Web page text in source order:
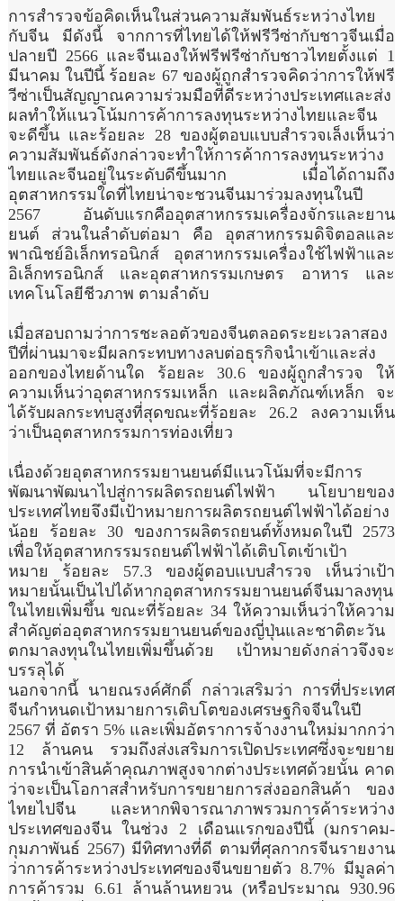
การสำรวจข้อคิดเห็นในส่วนความสัมพันธ์ระหว่างไทย
กับจีน มีดังนี้ จากการที่ไทยได้ให้ฟรีวีซ่ากับชาวจีนเมื่อ
ปลายปี 2566 และจีนเองให้ฟรีฟรีซ่ากับชาวไทยตั้งแต่ 1
มีนาคม ในปีนี้ ร้อยละ 67 ของผู้ถูกสำรวจคิดว่าการให้ฟรี
วีซ่าเป็นสัญญาณความร่วมมือที่ดีระหว่างประเทศและส่ง
ผลทำให้แนวโน้มการค้าการลงทุนระหว่างไทยและจีน
จะดีขึ้น และร้อยละ 28 ของผู้ตอบแบบสำรวจเล็งเห็นว่า
ความสัมพันธ์ดังกล่าวจะทำให้การค้าการลงทุนระหว่าง
ไทยและจีนอยู่ในระดับดีขึ้นมาก เมื่อได้ถามถึง
อุตสาหกรรมใดที่ไทยน่าจะชวนจีนมาร่วมลงทุนในปี
2567 อันดับแรกคืออุตสาหกรรมเครื่องจักรและยาน
ยนต์ ส่วนในลำดับต่อมา คือ อุตสาหกรรมดิจิตอลและ
พาณิชย์อิเล็กทรอนิกส์ อุตสาหกรรมเครื่องใช้ไฟฟ้าและ
อิเล็กทรอนิกส์ และอุตสาหกรรมเกษตร อาหาร และ
เทคโนโลยีชีวภาพ ตามลำดับ
เมื่อสอบถามว่าการชะลอตัวของจีนตลอดระยะเวลาสอง
ปีที่ผ่านมาจะมีผลกระทบทางลบต่อธุรกิจนำเข้าและส่ง
ออกของไทยด้านใด ร้อยละ 30.6 ของผู้ถูกสำรวจ ให้
ความเห็นว่าอุตสาหกรรมเหล็ก และผลิตภัณฑ์เหล็ก จะ
ได้รับผลกระทบสูงที่สุดขณะที่ร้อยละ 26.2 ลงความเห็น
ว่าเป็นอุตสาหกรรมการท่องเที่ยว
เนื่องด้วยอุตสาหกรรมยานยนต์มีแนวโน้มที่จะมีการ
พัฒนาพัฒนาไปสู่การผลิตรถยนต์ไฟฟ้า นโยบายของ
ประเทศไทยจึงมีเป้าหมายการผลิตรถยนต์ไฟฟ้าได้อย่าง
น้อย ร้อยละ 30 ของการผลิตรถยนต์ทั้งหมดในปี 2573
เพื่อให้อุตสาหกรรมรถยนต์ไฟฟ้าได้เติบโตเข้าเป้า
หมาย ร้อยละ 57.3 ของผู้ตอบแบบสำรวจ เห็นว่าเป้า
หมายนั้นเป็นไปได้หากอุตสาหกรรมยานยนต์จีนมาลงทุน
ในไทยเพิ่มขึ้น ขณะที่ร้อยละ 34 ให้ความเห็นว่าให้ความ
สำคัญต่ออุตสาหกรรมยานยนต์ของญี่ปุ่นและชาติตะวัน
ตกมาลงทุนในไทยเพิ่มขึ้นด้วย เป้าหมายดังกล่าวจึงจะ
บรรลุได้
นอกจากนี้ นายณรงค์ศักดิ์ กล่าวเสริมว่า การที่ประเทศ
จีนกำหนดเป้าหมายการเติบโตของเศรษฐกิจจีนในปี
2567 ที่ อัตรา 5% และเพิ่มอัตราการจ้างงานใหม่มากกว่า
12 ล้านคน รวมถึงส่งเสริมการเปิดประเทศซึ่งจะขยาย
การนำเข้าสินค้าคุณภาพสูงจากต่างประเทศด้วยนั้น คาด
ว่าจะเป็นโอกาสสำหรับการขยายการส่งออกสินค้า ของ
ไทยไปจีน และหากพิจารณาภาพรวมการค้าระหว่าง
ประเทศของจีน ในช่วง 2 เดือนแรกของปีนี้ (มกราคม-
กุมภาพันธ์ 2567) มีทิศทางที่ดี ตามที่ศุลกากรจีนรายงาน
ว่าการค้าระหว่างประเทศของจีนขยายตัว 8.7% มีมูลค่า
การค้ารวม 6.61 ล้านล้านหยวน (หรือประมาณ 930.96